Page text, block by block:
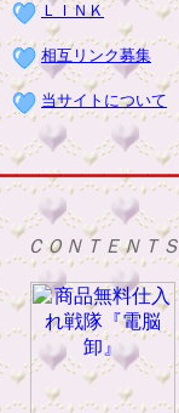
ＬＩＮＫ
相互リンク募集
当サイトについて
ＣＯＮＴＥＮＴＳ